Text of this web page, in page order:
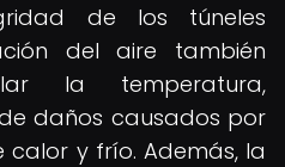
de los túneles
del aire también
la temperatura,
daños causados por
y frío. Además, la